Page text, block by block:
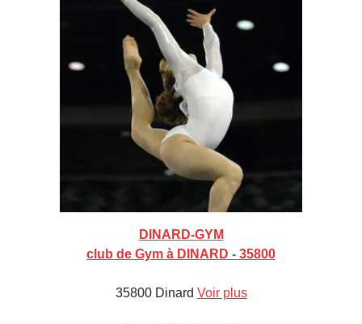
DINARD-GYM
club de Gym à DINARD - 35800
35800 Dinard Voir plus